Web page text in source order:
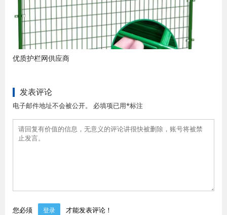
优质护栏网供应商
发表评论
电子邮件地址不会被公开。 必填项已用*标注
您必须 登录 才能发表评论！